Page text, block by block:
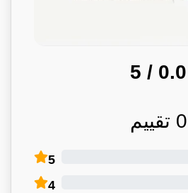
0.0
/ 5
0 تقييم
5
4